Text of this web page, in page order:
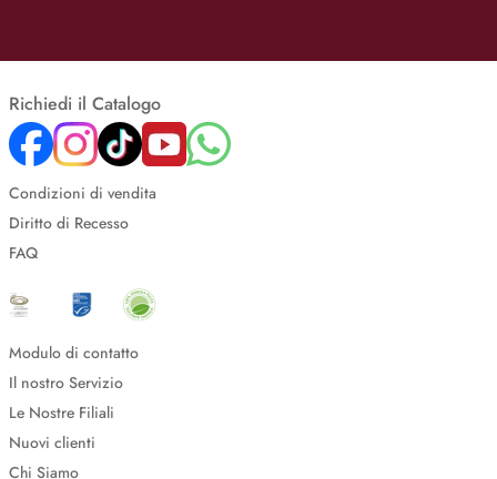
Richiedi il Catalogo
Condizioni di vendita
Diritto di Recesso
FAQ
Modulo di contatto
Il nostro Servizio
Le Nostre Filiali
Nuovi clienti
Chi Siamo